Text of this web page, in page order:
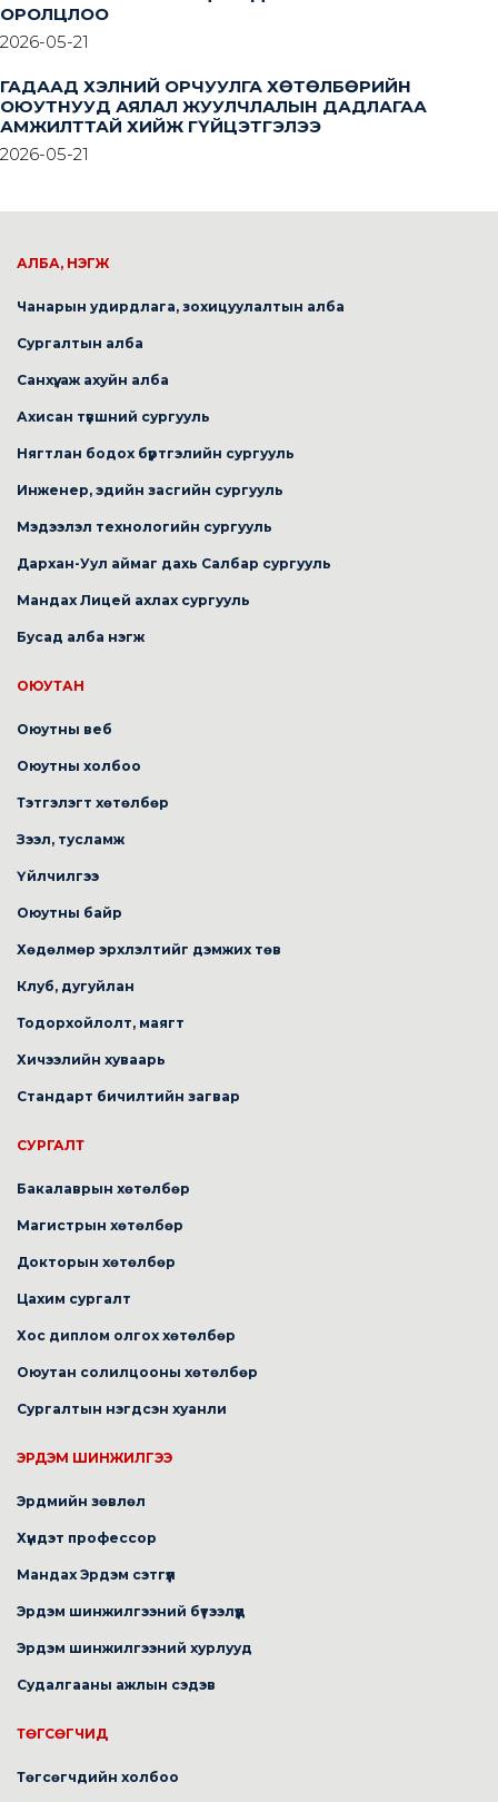
ОРОЛЦЛОО
2026-05-21
ГАДААД ХЭЛНИЙ ОРЧУУЛГА ХӨТӨЛБӨРИЙН
ОЮУТНУУД АЯЛАЛ ЖУУЛЧЛАЛЫН ДАДЛАГАА
АМЖИЛТТАЙ ХИЙЖ ГҮЙЦЭТГЭЛЭЭ
2026-05-21
АЛБА, НЭГЖ
Чанарын удирдлага, зохицуулалтын алба
Сургалтын алба
Санхүү, аж ахуйн алба
Ахисан түвшний сургууль
Нягтлан бодох бүртгэлийн сургууль
Инженер, эдийн засгийн сургууль
Мэдээлэл технологийн сургууль
Дархан-Уул аймаг дахь Салбар сургууль
Мандах Лицей ахлах сургууль
Бусад алба нэгж
ОЮУТАН
Оюутны веб
Оюутны холбоо
Тэтгэлэгт хөтөлбөр
Зээл, тусламж
Үйлчилгээ
Оюутны байр
Хөдөлмөр эрхлэлтийг дэмжих төв
Клуб, дугуйлан
Тодорхойлолт, маягт
Хичээлийн хуваарь
Стандарт бичилтийн загвар
СУРГАЛТ
Бакалаврын хөтөлбөр
Магистрын хөтөлбөр
Докторын хөтөлбөр
Цахим сургалт
Хос диплом олгох хөтөлбөр
Оюутан солилцооны хөтөлбөр
Сургалтын нэгдсэн хуанли
ЭРДЭМ ШИНЖИЛГЭЭ
Эрдмийн зөвлөл
Хүндэт профессор
Мандах Эрдэм сэтгүүл
Эрдэм шинжилгээний бүтээлүүд
Эрдэм шинжилгээний хурлууд
Судалгааны ажлын сэдэв
ТӨГСӨГЧИД
Төгсөгчдийн холбоо